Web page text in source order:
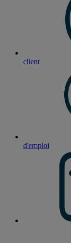
client
d'emploi